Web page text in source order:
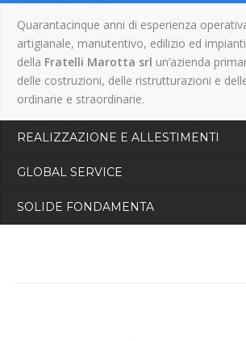
Quarantacinque anni di esperienza
artigianale, manutentivo, edilizio ed
della Fratelli Marotta srl un’azienda
delle costruzioni, delle ristrutturazioni e
ordinarie e straordinarie.
REALIZZAZIONE E ALLESTIMENTI
GLOBAL SERVICE
SOLIDE FONDAMENTA